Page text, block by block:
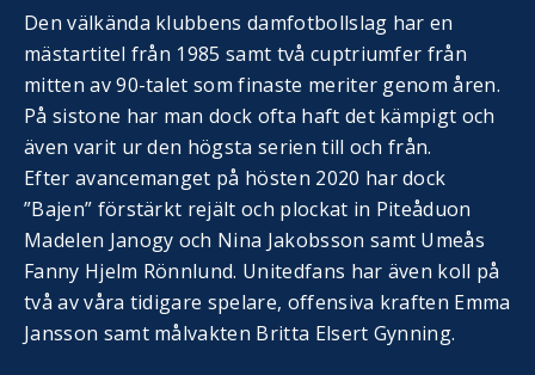
Den välkända klubbens damfotbollslag har en
mästartitel från 1985 samt två cuptriumfer från
mitten av 90-talet som finaste meriter genom åren.
På sistone har man dock ofta haft det kämpigt och
även varit ur den högsta serien till och från.
Efter avancemanget på hösten 2020 har dock
”Bajen” förstärkt rejält och plockat in Piteåduon
Madelen Janogy och Nina Jakobsson samt Umeås
Fanny Hjelm Rönnlund. Unitedfans har även koll på
två av våra tidigare spelare, offensiva kraften Emma
Jansson samt målvakten Britta Elsert Gynning.